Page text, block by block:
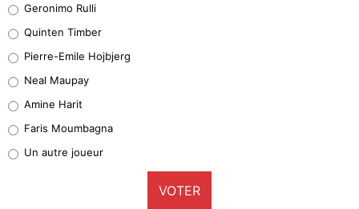
32%
5%
1%
9%
Geronimo Rulli
Quinten Timber
Pierre-Emile Hojbjerg
Neal Maupay
Amine Harit
Faris Moumbagna
Un autre joueur
VOTER